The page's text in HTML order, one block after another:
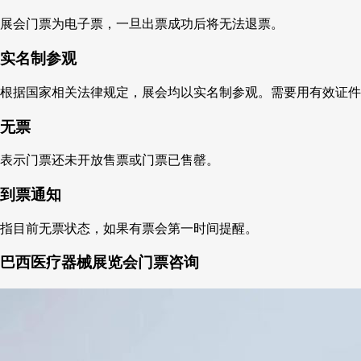
展会门票为电子票，一旦出票成功后将无法退票。
实名制参观
根据国家相关法律规定，展会均以实名制参观。需要用有效证
无票
表示门票还未开放售票或门票已售罄。
到票通知
指目前无票状态，如果有票会第一时间提醒。
巴西医疗器械展览会门票咨询